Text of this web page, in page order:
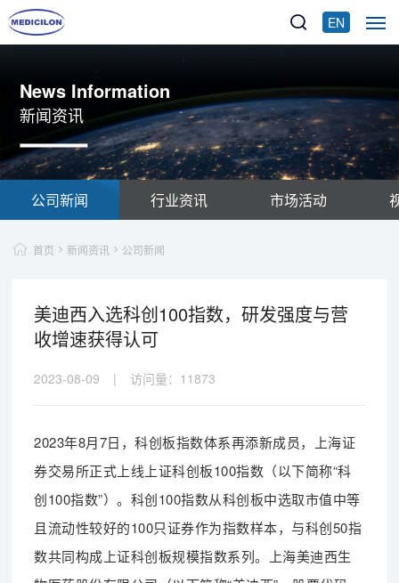
EN
News Information
新闻资讯
公司新闻 行业资讯 市场活动
首页 新闻资讯 公司新闻
美迪西入选科创100指数，研发强度与营
收增速获得认可
2023-08-09 | 访问量： 11873
2023年8月7日，科创板指数体系再添新成员，上海证
券交易所正式上线上证科创板100指数（以下简称“科
创100指数”）。科创100指数从科创板中选取市值中等
且流动性较好的100只证券作为指数样本，与科创50指
数共同构成上证科创板规模指数系列。上海美迪西生